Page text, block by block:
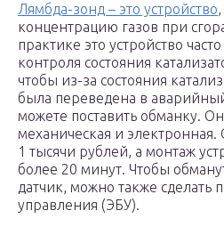
Лямбда-зонд – это устройство
концентрацию газов при
практике это устройство
контроля состояния
чтобы из-за состояния
была переведена в
можете поставить обманку.
механическая и электронная.
1 тысячи рублей, а монтаж
более 20 минут. Чтобы
датчик, можно также сделать
управления (ЭБУ).